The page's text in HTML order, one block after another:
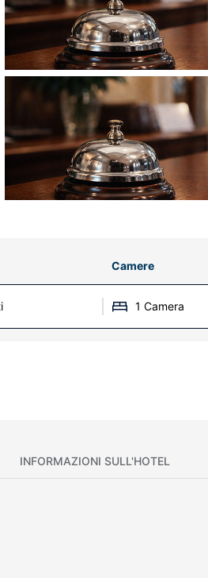
Camere
1 Camera
INFORMAZIONI SULL'HOTEL